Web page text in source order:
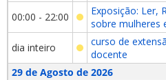
00:00 - 22:00
Exposição: Ler,
sobre mulheres
dia inteiro
curso de
docente
29 de Agosto de 2026